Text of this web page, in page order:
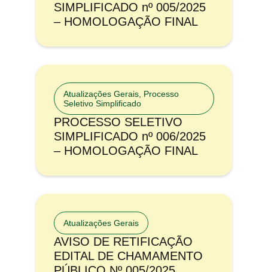
SIMPLIFICADO nº 005/2025
– HOMOLOGAÇÃO FINAL
Atualizações Gerais Processo
Seletivo Simplificado
PROCESSO SELETIVO
SIMPLIFICADO nº 006/2025
– HOMOLOGAÇÃO FINAL
Atualizações Gerais
AVISO DE RETIFICAÇÃO
EDITAL DE CHAMAMENTO